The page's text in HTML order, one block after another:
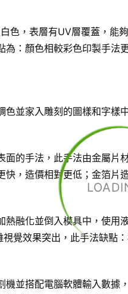
色，表層有UV層覆蓋，
：顏色相較彩色印製手
並家入雕刻的圖樣和字
的手法，此手法由金屬
，造價相對更低；金箔片
融化並倒入模具中，使
覺效果突出，此手法缺點
並搭配電腦軟體輸入數